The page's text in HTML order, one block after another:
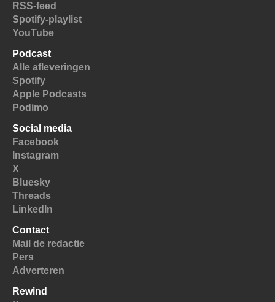
RSS-feed
Spotify-playlist
YouTube
Podcast
Alle afleveringen
Spotify
Apple Podcasts
Podimo
Social media
Facebook
Instagram
X
Bluesky
Threads
LinkedIn
Contact
Mail de redactie
Pers
Adverteren
Rewind